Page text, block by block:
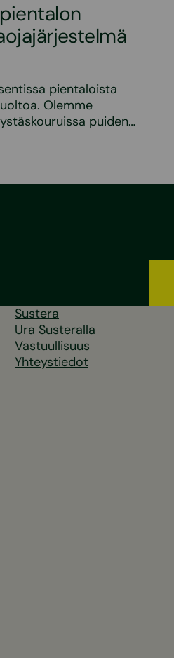
pientaloista
Olemme
puiden…
Sustera
Ura Susteralla
Vastuullisuus
Yhteystiedot